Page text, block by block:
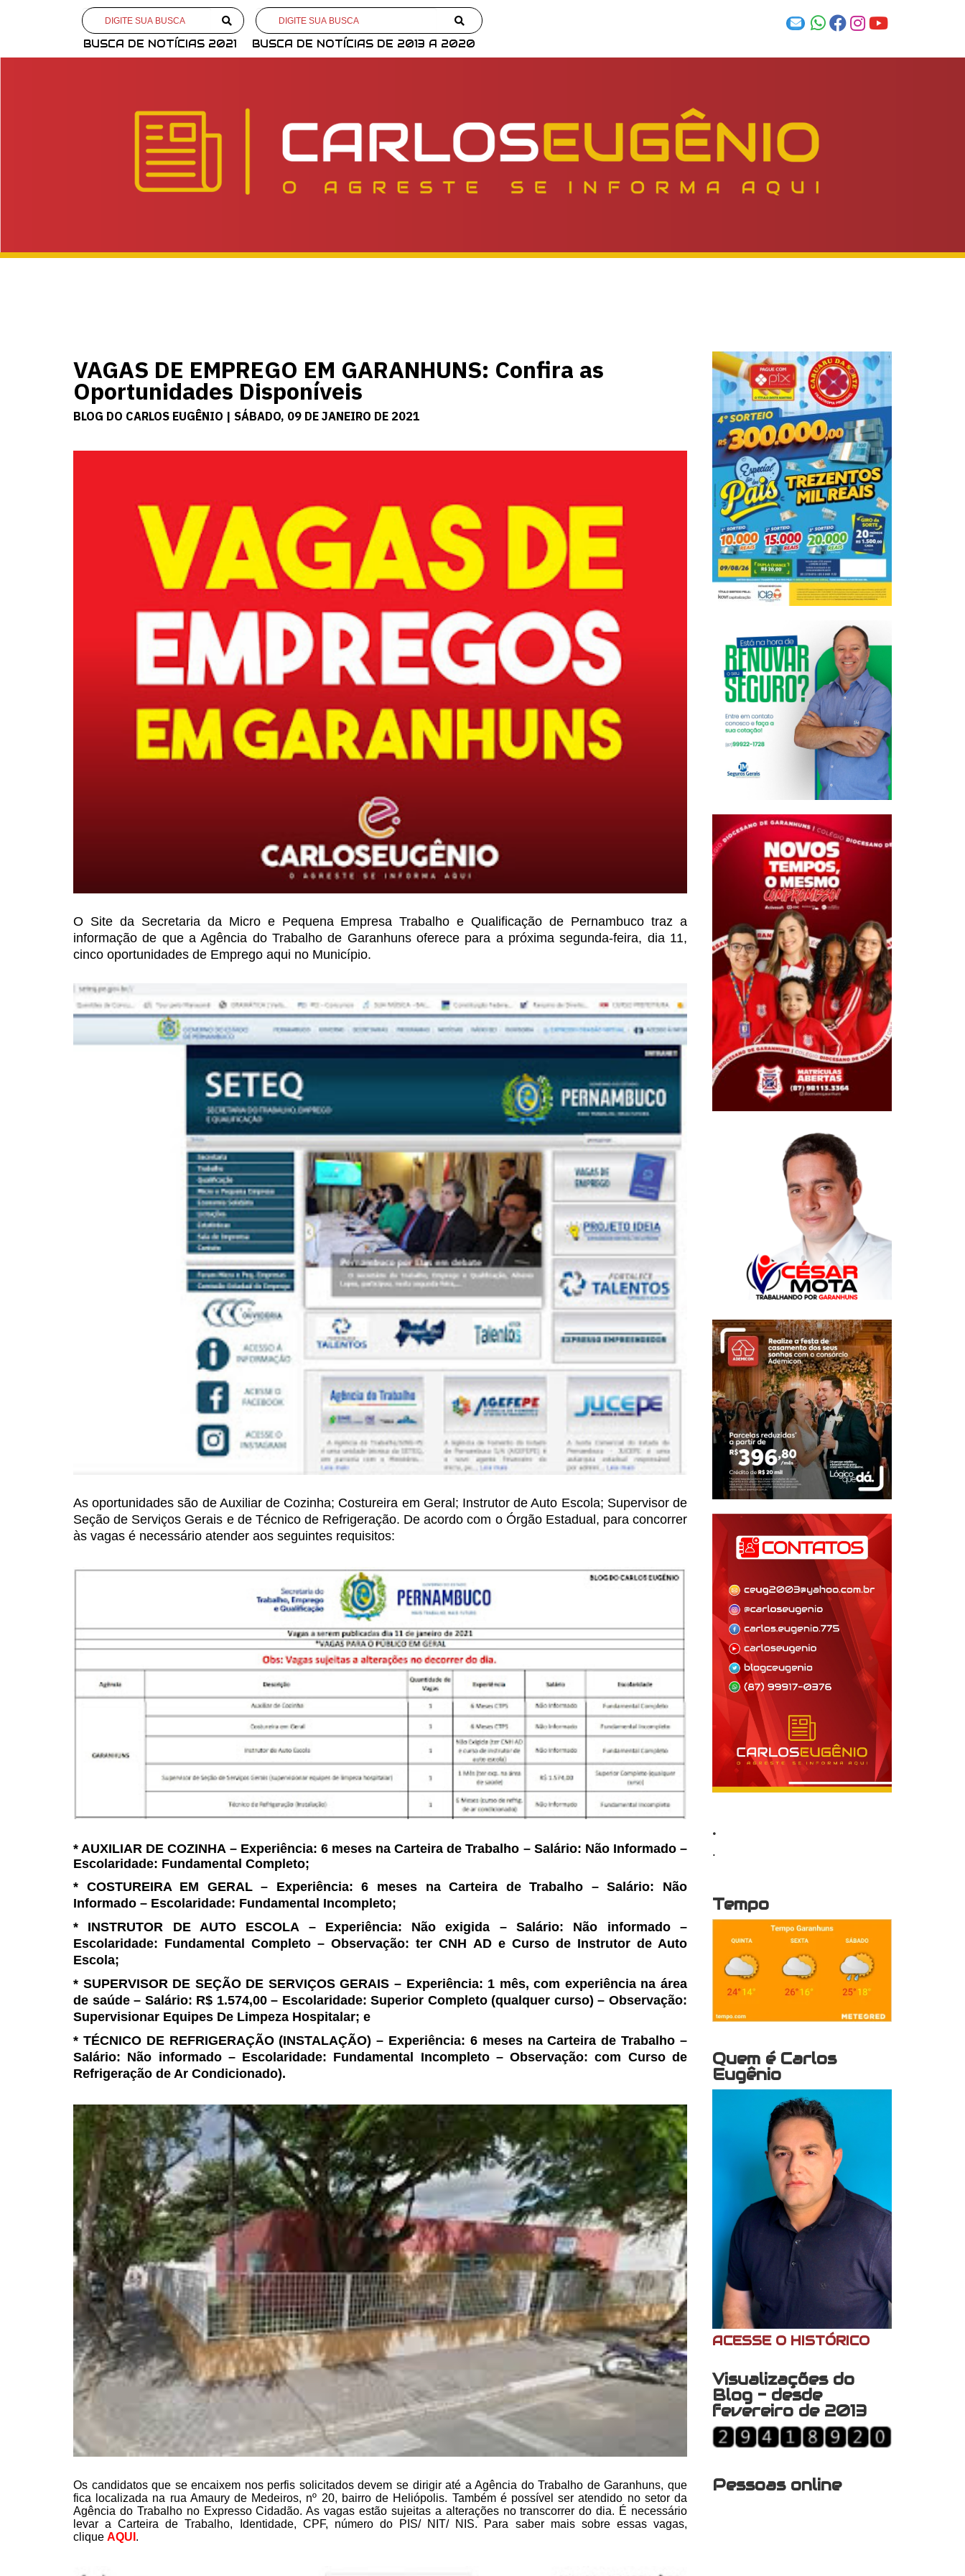
BUSCA DE NOTÍCIAS 2021 BUSCA DE NOTÍCIAS DE 2013 A 2020
VAGAS DE EMPREGO EM GARANHUNS: Confira as
Oportunidades Disponíveis
BLOG DO CARLOS EUGÊNIO | SÁBADO, 09 DE JANEIRO DE 2021
O Site da Secretaria da Microe Pequena Empresa Trabalho e Qualificação de Pernambuco traz a
informação de que a Agência do Trabalho de Garanhuns oferece para a próxima segunda-feira, dia 11,
cinco oportunidades de Emprego aqui no Município.
As oportunidades são de Auxiliarde Cozinha; Costureira em Geral; Instrutor de Auto Escola; Supervisor de
Seção de Serviços Gerais e de Técnico de Refrigeração. De acordo com o ÓrgãoEstadual, para concorrer
às vagas é necessário atender aos seguintes requisitos:
* AUXILIAR DE COZINHA –Experiência: 6 meses na Carteira de Trabalho – Salário: Não Informado –
Escolaridade: Fundamental Completo;
* COSTUREIRA EM GERAL – Experiência: 6 meses na Carteira de Trabalho – Salário: Não
Informado – Escolaridade: Fundamental Incompleto;
* INSTRUTOR DE AUTO ESCOLA –Experiência: Não exigida – Salário: Não informado –
Escolaridade: Fundamental Completo – Observação: ter CNH AD e Curso de Instrutor de Auto
Escola;
* SUPERVISOR DE SEÇÃO DE SERVIÇOS GERAIS – Experiência: 1 mês, com experiência na área
de saúde – Salário: R$ 1.574,00 – Escolaridade: Superior Completo (qualquer curso) – Observação:
Supervisionar Equipes De Limpeza Hospitalar; e
* TÉCNICO DE REFRIGERAÇÃO(INSTALAÇÃO) – Experiência: 6 meses na Carteira de Trabalho –
Salário: Não informado – Escolaridade: Fundamental Incompleto – Observação: com Curso de
Refrigeração de Ar Condicionado).
Os candidatos que se encaixem nos perfis solicitados devem se dirigir até a Agência do Trabalho de Garanhuns, que
fica localizada na rua Amaury de Medeiros, nº 20, bairro de Heliópolis. Também é possível ser atendido no setor da
Agência do Trabalhono Expresso Cidadão. As vagas estão sujeitas a alterações no transcorrer do dia. É necessário
levar a Carteira de Trabalho, Identidade, CPF, número do PIS/NIT/ NIS. Para saber mais sobre essas vagas,
clique AQUI .
.
.
Tempo
Quem é Carlos
Eugênio
ACESSE O HISTÓRICO
Visualizações do
Blog - desde
fevereiro de 2013
Pessoas online